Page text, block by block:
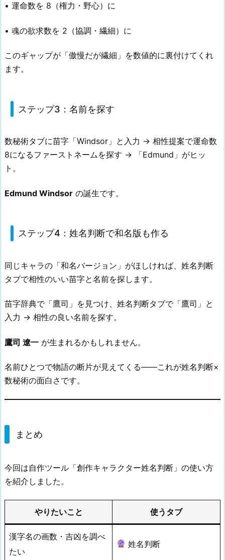
• 運命数を 8（権力・野心）に
• 魂の欲求数を 2（協調・繊細）に
このギャップが「傲慢だが繊細」を数値的に裏付けてくれ
ます。
ステップ3：名前を探す
数秘術タブに苗字「Windsor」と入力 → 相性提案で運命数
8になるファーストネームを探す → 「Edmund」がヒッ
ト。
Edmund Windsor の誕生です。
ステップ4：姓名判断で和名版も作る
同じキャラの「和名バージョン」がほしければ、姓名判断
タブで相性のいい苗字と名前を探します。
苗字辞典で「鷹司」を見つけ、姓名判断タブで「鷹司」と
入力 → 相性の良い名前を探す。
鷹司 遼一 が生まれるかもしれません。
名前ひとつで物語の断片が見えてくる——これが姓名判断×
数秘術の面白さです。
まとめ
今回は自作ツール「創作キャラクター姓名判断」の使い方
を紹介しました。
やりたいこと 使うタブ
漢字名の画数・吉凶を調べ
たい
姓名判断